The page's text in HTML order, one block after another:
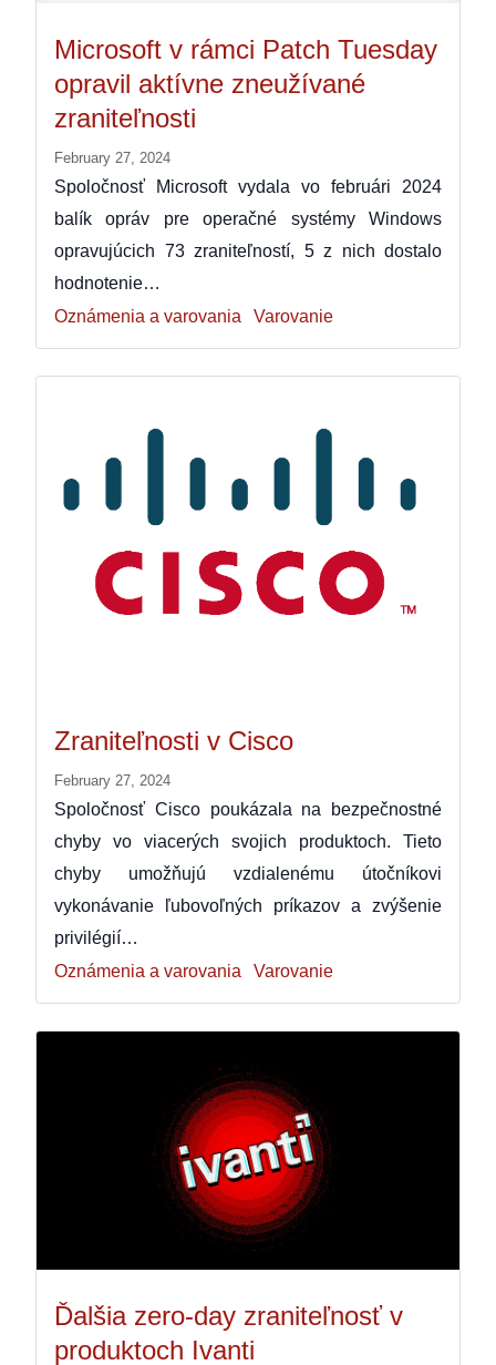
Microsoft v rámci Patch Tuesday
opravil aktívne zneužívané
zraniteľnosti
February 27, 2024
Spoločnosť Microsoft vydala vo februári 2024
balík opráv pre operačné systémy Windows
opravujúcich 73 zraniteľností, 5 z nich dostalo
hodnotenie…
Oznámenia a varovania
Varovanie
Zraniteľnosti v Cisco
February 27, 2024
Spoločnosť Cisco poukázala na bezpečnostné
chyby vo viacerých svojich produktoch. Tieto
chyby umožňujú vzdialenému útočníkovi
vykonávanie ľubovoľných príkazov a zvýšenie
privilégií…
Oznámenia a varovania
Varovanie
Ďalšia zero-day zraniteľnosť v
produktoch Ivanti